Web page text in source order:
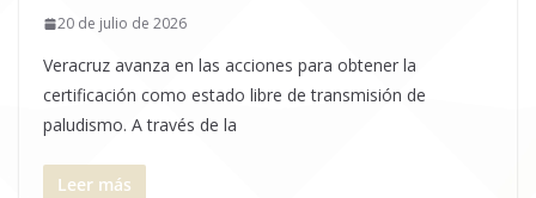
20 de julio de 2026
Veracruz avanza en las acciones para obtener la
certificación como estado libre de transmisión de
paludismo. A través de la
Leer más